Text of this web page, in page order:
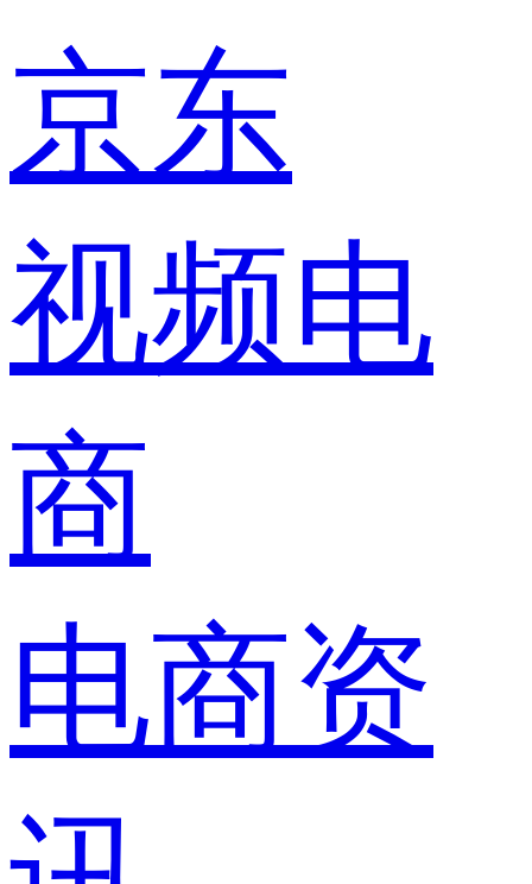
京东
视频电
商
电商资